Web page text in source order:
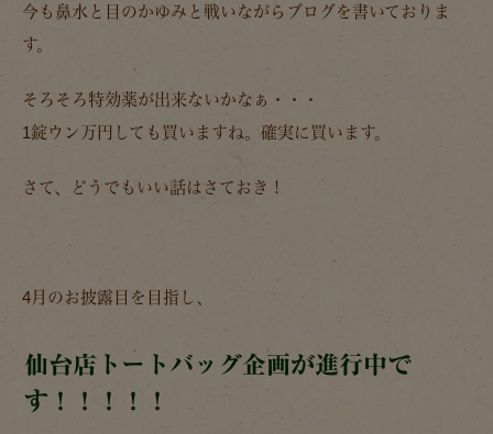
今も鼻水と目のかゆみと戦いながらブログを書いておりま
す。
そろそろ特効薬が出来ないかなぁ・・・
1錠ウン万円しても買いますね。確実に買います。
さて、どうでもいい話はさておき！
4月のお披露目を目指し、
仙台店トートバッグ企画が進行中で
す！！！！！